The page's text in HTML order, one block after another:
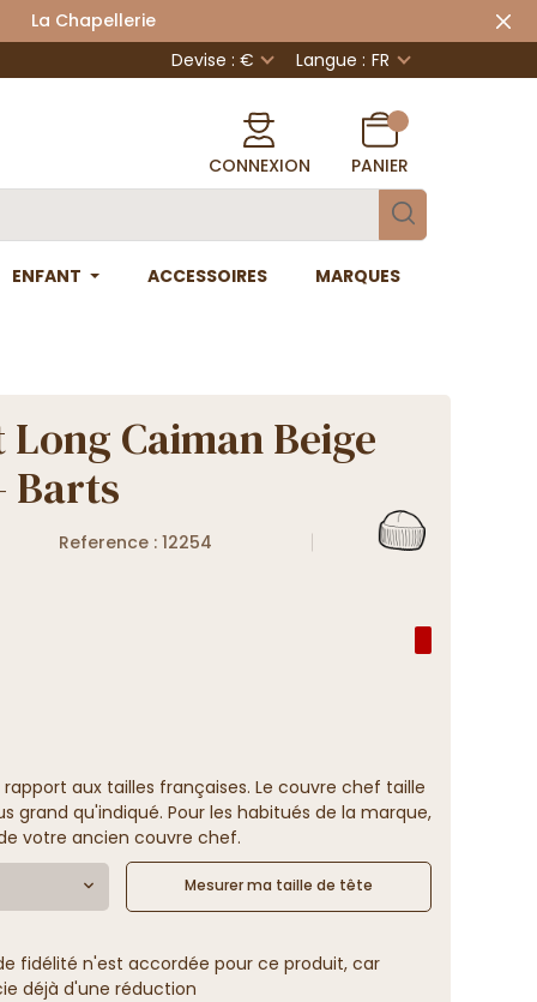
Chapellerie
Devise : €
Langue : FR
CONNEXION PANIER
ENFANT ACCESSOIRES MARQUES
Caiman Beige
Barts
Reference : 12254
aux tailles françaises. Le couvre chef taille
grand qu'indiqué. Pour les habitués de la marque,
votre ancien couvre chef.
Mesurer ma taille de tête
fidélité n'est accordée pour ce produit, car
déjà d'une réduction